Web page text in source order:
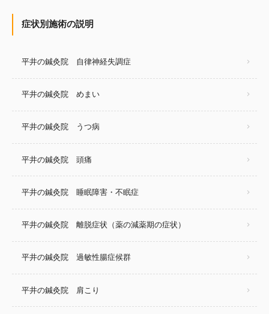
症状別施術の説明
平井の鍼灸院 自律神経失調症
平井の鍼灸院 めまい
平井の鍼灸院 うつ病
平井の鍼灸院 頭痛
平井の鍼灸院 睡眠障害・不眠症
平井の鍼灸院 離脱症状（薬の減薬期の症状）
平井の鍼灸院 過敏性腸症候群
平井の鍼灸院 肩こり